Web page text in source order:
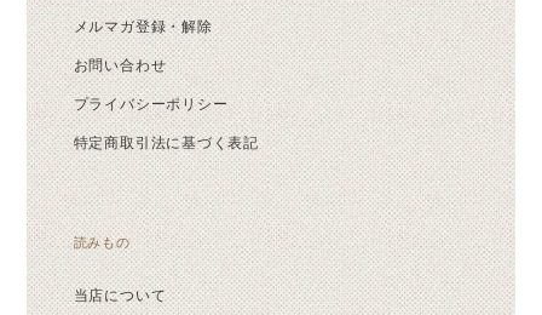
メルマガ登録・解除
お問い合わせ
プライバシーポリシー
特定商取引法に基づく表記
読みもの
当店について